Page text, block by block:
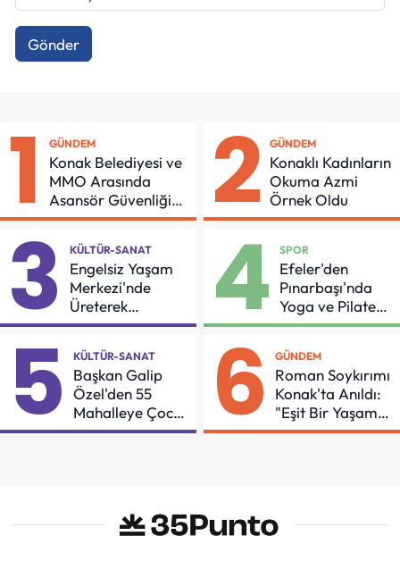
Gönder
1 GÜNDEM
Konak Belediyesi ve
MMO Arasında
Asansör Güvenliği
İçin Önemli Protokol
2 GÜNDEM
Konaklı Kadınların
Okuma Azmi
Örnek Oldu
3 KÜLTÜR-SANAT
Engelsiz Yaşam
Merkezi'nde
Üreterek
Güçleniyorlar
4 SPOR
Efeler'den
Pınarbaşı'nda
Yoga ve Pilates
Buluşması
5 KÜLTÜR-SANAT
Başkan Galip
Özel'den 55
Mahalleye Çocuk
Şenliği
6 GÜNDEM
Roman Soykırımı
Konak'ta Anıldı:
"Eşit Bir Yaşam
İçin Mücadeleyi